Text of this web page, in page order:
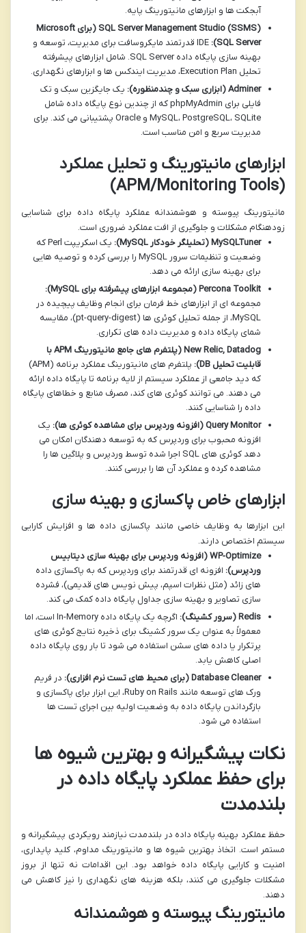
آبجکت ها و ابزارهای مانیتورینگ پایه.
SQL Server Management Studio (SSMS) (برای Microsoft
SQL Server):
IDE قدرتمند مایکروسافت برای مدیریت، توسعه و
بهینه سازی پایگاه داده SQL Server. شامل ابزارهای پیشرفته
تحلیل Execution Plan، مدیریت ایندکس ها و ابزارهای نگهداری.
Adminer (ابزاری سبک و چندمنظوره):
یک جایگزین سبک و تک
فایلی برای phpMyAdmin که از چندین نوع پایگاه داده شامل
MySQL، PostgreSQL، SQLite و Oracle پشتیبانی می کند. برای
مدیریت سریع و امن مناسب است.
ابزارهای مانیتورینگ و تحلیل عملکرد
(APM/Monitoring Tools)
مانیتورینگ پیوسته و هوشمندانه عملکرد پایگاه داده برای شناسایی
زودهنگام مشکلات و جلوگیری از افت عملکرد ضروری است.
MySQLTuner (تحلیلگر خودکار MySQL):
یک اسکریپت Perl که
وضعیت و تنظیمات سرور MySQL را بررسی کرده و توصیه هایی
برای بهینه سازی ارائه می دهد.
Percona Toolkit (مجموعه ابزارهای پیشرفته برای MySQL):
مجموعه ای از ابزارهای خط فرمان برای انجام وظایف پیچیده در
MySQL، از جمله تحلیل کوئری ها (pt-query-digest)، مقایسه
شمای پایگاه داده و مدیریت داده های تکراری.
New Relic, Datadog (پلتفرم های جامع مانیتورینگ APM با
قابلیت تحلیل DB):
پلتفرم های مانیتورینگ عملکرد برنامه (APM)
که دید جامعی از عملکرد سیستم از لایه برنامه تا پایگاه داده ارائه
می دهند. می توانند کوئری های کند، مصرف منابع و خطاهای پایگاه
داده را شناسایی کنند.
Query Monitor (افزونه وردپرس برای مشاهده کوئری ها):
یک
افزونه محبوب برای وردپرس که به توسعه دهندگان امکان می
دهد کوئری های SQL اجرا شده توسط وردپرس و پلاگین ها را
مشاهده کرده و عملکرد آن ها را بررسی کنند.
ابزارهای خاص پاکسازی و بهینه سازی
این ابزارها به وظایف خاصی مانند پاکسازی داده ها و افزایش کارایی
سیستم اختصاص دارند.
WP-Optimize (افزونه وردپرس برای بهینه سازی دیتابیس
وردپرس): افزونه ای قدرتمند برای وردپرس که به پاکسازی داده
های زائد (مثل نظرات اسپم، پیش نویس های قدیمی)، فشرده
سازی تصاویر و بهینه سازی جداول پایگاه داده کمک می کند.
Redis (سرور کشینگ):
اگرچه یک پایگاه داده In-Memory است، اما
معمولاً به عنوان یک سرور کشینگ برای ذخیره نتایج کوئری های
پرتکرار یا داده های سشن استفاده می شود تا بار روی پایگاه داده
اصلی کاهش یابد.
Database Cleaner (برای محیط های تست نرم افزاری):
در فریم
ورک های توسعه مانند Ruby on Rails، این ابزار برای پاکسازی و
بازگرداندن پایگاه داده به وضعیت اولیه بین اجرای تست ها
استفاده می شود.
نکات پیشگیرانه و بهترین شیوه ها
برای حفظ عملکرد پایگاه داده در
بلندمدت
حفظ عملکرد بهینه پایگاه داده در بلندمدت نیازمند رویکردی پیشگیرانه و
مستمر است. اتخاذ بهترین شیوه ها و مانیتورینگ مداوم، کلید پایداری،
امنیت و کارایی پایگاه داده خواهد بود. این اقدامات نه تنها از بروز
مشکلات جلوگیری می کنند، بلکه هزینه های نگهداری را نیز کاهش می
دهند.
مانیتورینگ پیوسته و هوشمندانه